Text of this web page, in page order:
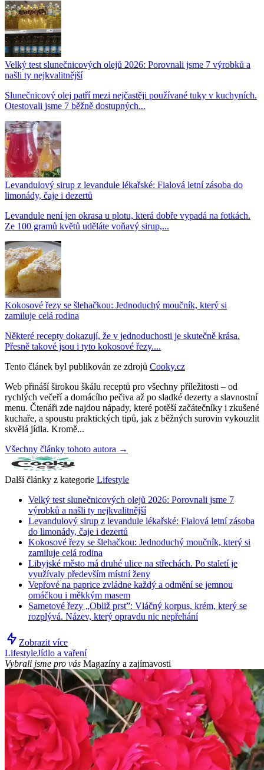
Velký test slunečnicových olejů 2026: Porovnali jsme 7 výrobků a
našli ty nejkvalitnější
Slunečnicový olej patří mezi nejčastěji používané tuky v kuchyních.
Otestovali jsme 7 běžně dostupných...
Levandulový sirup z levandule lékařské: Fialová letní zásoba do
limonády, čaje i dezertů
Levandule není jen okrasa u plotu, která dobře vypadá na fotkách.
Ze 100 gramů květů uděláte voňavý sirup,...
Kokosové řezy se šlehačkou: Jednoduchý moučník, který si
zamiluje celá rodina
Některé recepty dokazují, že v jednoduchosti je skutečně krása.
Přesně takové jsou i tyto kokosové řezy....
Tento článek byl publikován ze zdrojů Cooky.cz
Web přináší širokou škálu receptů pro všechny příležitosti – od
rychlých večeří a domácího pečiva až po sladké dezerty a slavnostní
menu. Čtenáři zde najdou nápady, které potěší začátečníky i zkušené
kuchaře, a spoustu praktických tipů, jak z běžných surovin vykouzlit
skvělá jídla. Kromě...
Všechny články tohoto autora →
Další články z kategorie Lifestyle
Velký test slunečnicových olejů 2026: Porovnali jsme 7
výrobků a našli ty nejkvalitnější
Levandulový sirup z levandule lékařské: Fialová letní zásoba
do limonády, čaje i dezertů
Kokosové řezy se šlehačkou: Jednoduchý moučník, který si
zamiluje celá rodina
Libyjské město má druhé ulice na střechách. Po staletí je
využívaly především místní ženy
Vepřové na paprice zvládne každý a odmění se jemnou
omáčkou i měkkým masem
Sametové řezy „Obliž prst”: Vláčný korpus, krém, který se
rozplývá. Název, který opravdu nic nepřehání
Zobrazit více
LifestyleJídlo a vaření
Vybrali jsme pro vás Magazíny a zajímavosti